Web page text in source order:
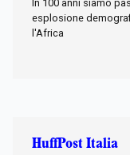
In 100 anni siamo
esplosione
l'Africa
HuffPost Italia